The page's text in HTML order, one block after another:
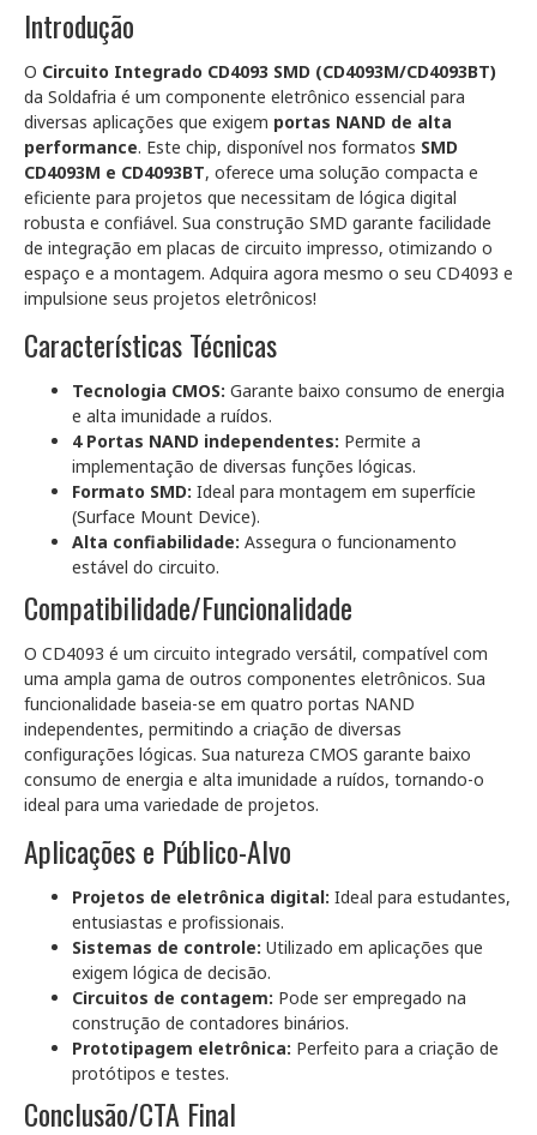
Introdução
O Circuito Integrado CD4093 SMD (CD4093M/CD4093BT)
da Soldafria é um componente eletrônico essencial para
diversas aplicações que exigem portas NAND de alta
performance. Este chip, disponível nos formatos SMD
CD4093M e CD4093BT, oferece uma solução compacta e
eficiente para projetos que necessitam de lógica digital
robusta e confiável. Sua construção SMD garante facilidade
de integração em placas de circuito impresso, otimizando o
espaço e a montagem. Adquira agora mesmo o seu CD4093 e
impulsione seus projetos eletrônicos!
Características Técnicas
Tecnologia CMOS: Garante baixo consumo de energia
e alta imunidade a ruídos.
4 Portas NAND independentes: Permite a
implementação de diversas funções lógicas.
Formato SMD: Ideal para montagem em superfície
(Surface Mount Device).
Alta confiabilidade: Assegura o funcionamento
estável do circuito.
Compatibilidade/Funcionalidade
O CD4093 é um circuito integrado versátil, compatível com
uma ampla gama de outros componentes eletrônicos. Sua
funcionalidade baseia-se em quatro portas NAND
independentes, permitindo a criação de diversas
configurações lógicas. Sua natureza CMOS garante baixo
consumo de energia e alta imunidade a ruídos, tornando-o
ideal para uma variedade de projetos.
Aplicações e Público-Alvo
Projetos de eletrônica digital: Ideal para estudantes,
entusiastas e profissionais.
Sistemas de controle: Utilizado em aplicações que
exigem lógica de decisão.
Circuitos de contagem: Pode ser empregado na
construção de contadores binários.
Prototipagem eletrônica: Perfeito para a criação de
protótipos e testes.
Conclusão/CTA Final